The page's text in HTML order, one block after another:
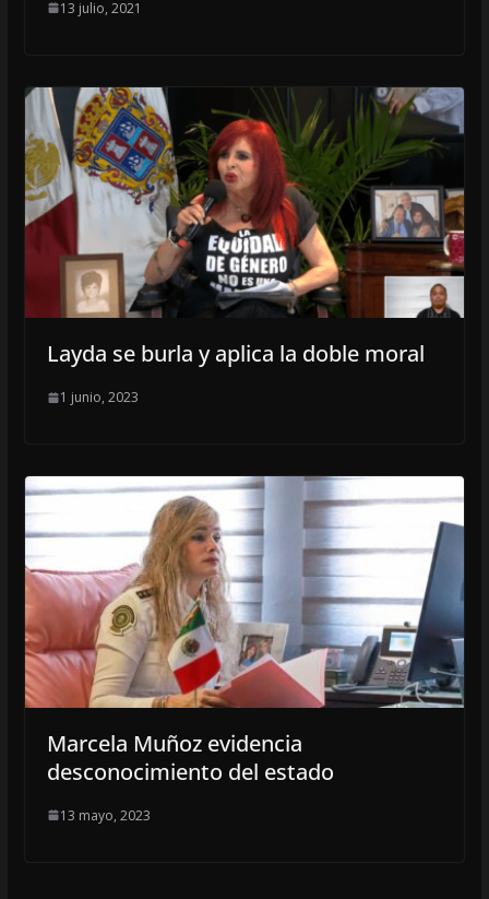
13 julio, 2021
Layda se burla y aplica la doble moral
1 junio, 2023
Marcela Muñoz evidencia
desconocimiento del estado
13 mayo, 2023